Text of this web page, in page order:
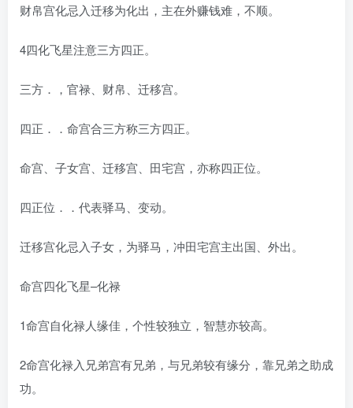
财帛宫化忌入迁移为化出，主在外赚钱难，不顺。
4四化飞星注意三方四正。
三方．，官禄、财帛、迁移宫。
四正．．命宫合三方称三方四正。
命宫、子女宫、迁移宫、田宅宫，亦称四正位。
四正位．．代表驿马、变动。
迁移宫化忌入子女，为驿马，冲田宅宫主出国、外出。
命宫四化飞星–化禄
1命宫自化禄人缘佳，个性较独立，智慧亦较高。
2命宫化禄入兄弟宫有兄弟，与兄弟较有缘分，靠兄弟之助成
功。